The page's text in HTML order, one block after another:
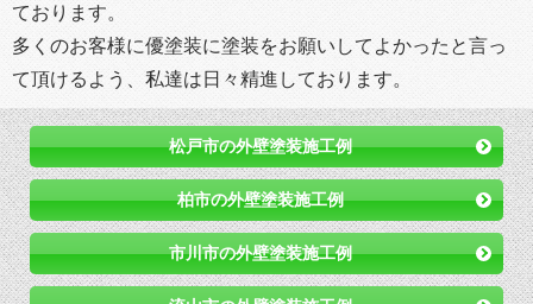
ております。
多くのお客様に優塗装に塗装をお願いしてよかったと言っ
て頂けるよう、私達は日々精進しております。
松戸市の外壁塗装施工例
柏市の外壁塗装施工例
市川市の外壁塗装施工例